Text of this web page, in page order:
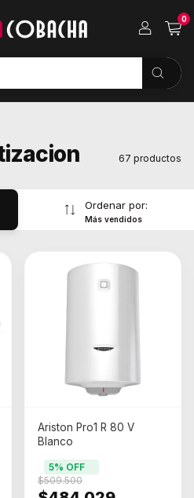
0
67 productos
Ordenar por:
Más vendidos
Ariston Pro1 R 80 V
Blanco
$509.500
5% OFF